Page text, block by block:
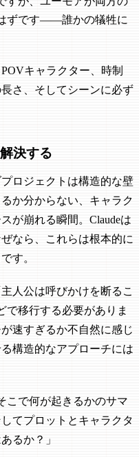
ずです——誰かの犠牲に
キャラクター、時制
さ、そしてシーンに必ず
決する
ロジェクトは構造的な壁
か分からない、キャラク
が崩れる瞬間。Claudeは
なら、これらは根本的に
す。
人公は呼びかけを断るこ
で移行する必要がありま
速すぎるか不自然に感じ
構造的なアプローチには
こで何が起きるかのサマ
てプロットとキャラクタ
るか？」